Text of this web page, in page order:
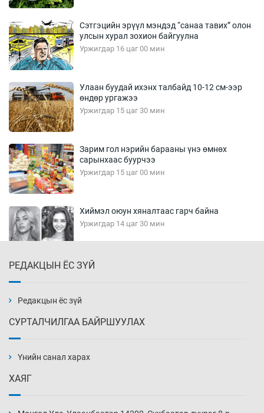
Сэтгэцийн эрүүл мэндэд “санаа тавих” олон
улсын хурал зохион байгуулна
Уржигдар 16 цаг 00 мин
Улаан буудай ихэнх талбайд 10-12 см-ээр
өндөр ургажээ
Уржигдар 15 цаг 30 мин
Зарим гол нэрийн барааны үнэ өмнөх
сарынхаас буурчээ
Уржигдар 15 цаг 00 мин
Хиймэл оюун хяналтаас гарч байна
Уржигдар 14 цаг 30 мин
Уржигдар 14 цаг 00 мин
нэмэгджээ
РЕДАКЦЫН ЁС ЗҮЙ
Редакцын ёс зүй
СУРТАЛЧИЛГАА БАЙРШУУЛАХ
Үнийн санал харах
ХАЯГ